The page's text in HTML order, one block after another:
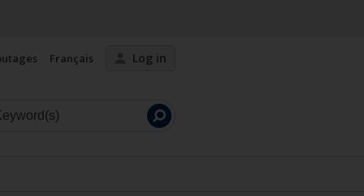
Français Log in
Launch